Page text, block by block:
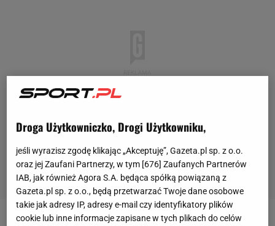
Droga Użytkowniczko, Drogi Użytkowniku,
jeśli wyrazisz zgodę klikając „Akceptuję”, Gazeta.pl sp. z o.o.
oraz jej Zaufani Partnerzy, w tym [676] Zaufanych Partnerów
IAB, jak również Agora S.A. będąca spółką powiązaną z
Gazeta.pl sp. z o.o., będą przetwarzać Twoje dane osobowe
takie jak adresy IP, adresy e-mail czy identyfikatory plików
cookie lub inne informacje zapisane w tych plikach do celów